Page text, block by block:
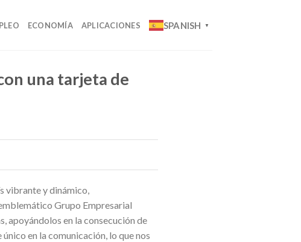
ECONOMÍA APLICACIONES SPANISH ▼
una tarjeta de
vibrante y dinámico,
Grupo Empresarial
apoyándolos en la consecución de
en la comunicación, lo que nos